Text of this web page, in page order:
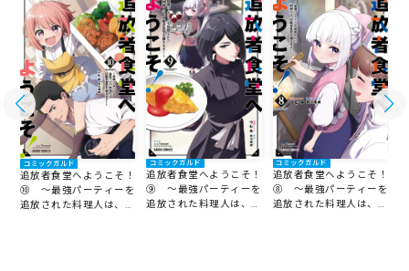
コミックガルド
追放者食堂へようこそ！
⑩ ～最強パーティーを
追放された料理人は、冒
コミックガルド
追放者食堂へようこそ！
⑨ ～最強パーティーを
追放された料理人は、冒
コミックガルド
追放者食堂へようこそ！
⑧ ～最強パーティーを
追放された料理人は、冒